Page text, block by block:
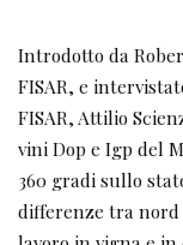
Introdotto da
FISAR, e
FISAR, Attilio
vini Dop e Igp del
360 gradi sullo
differenze tra nord